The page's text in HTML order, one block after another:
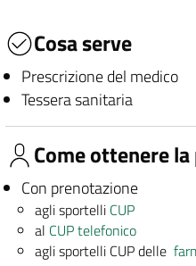
Cosa serve
Prescrizione del medico
Tessera sanitaria
Come ottenere
Con prenotazione
agli sportelli CUP
al CUP telefonico
agli sportelli CUP delle